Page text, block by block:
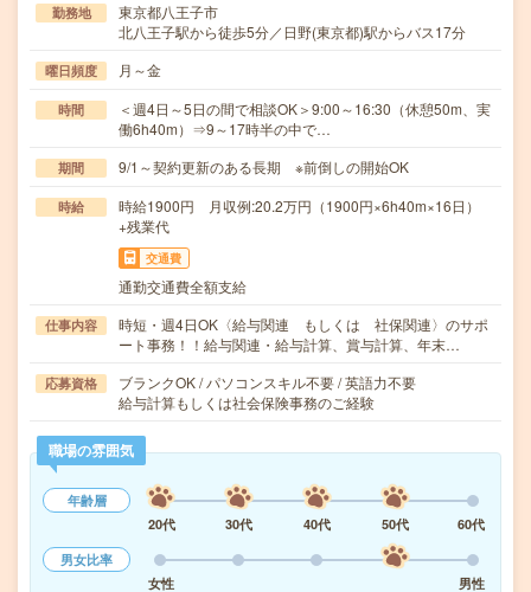
勤務地
東京都八王子市
北八王子駅から徒歩5分／日野(東京都)駅からバス17分
曜日頻度 月～金
時間
＜週4日～5日の間で相談OK＞9:00～16:30（休憩50m、実
働6h40m）⇒9～17時半の中で…
期間 9/1～契約更新のある長期 ※前倒しの開始OK
時給
時給1900円 月収例:20.2万円（1900円×6h40m×16日）
+残業代
交通費
通勤交通費全額支給
仕事内容
時短・週4日OK〈給与関連 もしくは 社保関連〉のサポ
ート事務！！給与関連・給与計算、賞与計算、年末…
応募資格
ブランクOK / パソコンスキル不要 / 英語力不要
給与計算もしくは社会保険事務のご経験
職場の雰囲気
年齢層
20代
30代 40代 50代
60代
男女比率
女性
男性